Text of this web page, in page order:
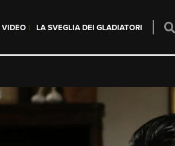
VIDEO LA SVEGLIA DEI GLADIATORI